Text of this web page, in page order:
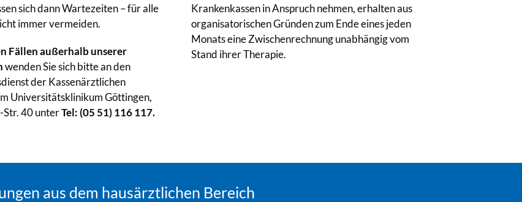
sich dann Wartezeiten – für alle
immer vermeiden.
Fällen außerhalb unserer
wenden Sie sich bitte an den
der Kassenärztlichen
Universitätsklinikum Göttingen,
40 unterTel: (05 51) 116 117.
Krankenkassen in Anspruch nehmen, erhalten aus
organisatorischen Gründen zum Ende eines jeden
Monats eine Zwischenrechnung unabhängig vom
Stand ihrer Therapie.
aus dem hausärztlichen Bereich